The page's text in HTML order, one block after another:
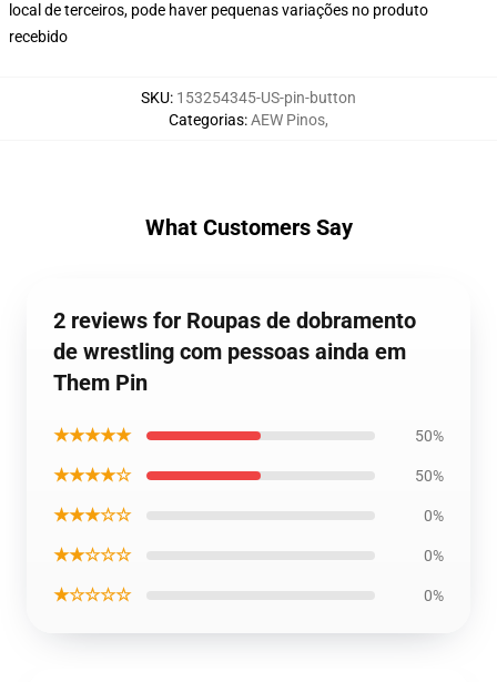
local de terceiros, pode haver pequenas variações no produto
recebido
SKU: 153254345-US-pin-button
Categorias:AEW Pinos,
What Customers Say
2 reviews for Roupas de dobramento
de wrestling com pessoas ainda em
Them Pin
★★★★★ 50%
★★★★☆ 50%
★★★☆☆ 0%
★★☆☆☆ 0%
★☆☆☆☆ 0%